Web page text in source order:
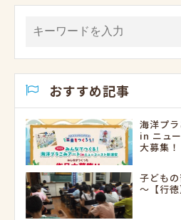
おすすめ記事
海洋プ
in ニュ
大募集！
子ども
～【行徳